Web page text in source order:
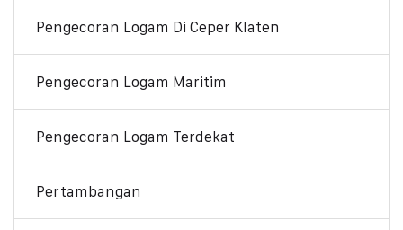
Pengecoran Logam Di Ceper Klaten
Pengecoran Logam Maritim
Pengecoran Logam Terdekat
Pertambangan